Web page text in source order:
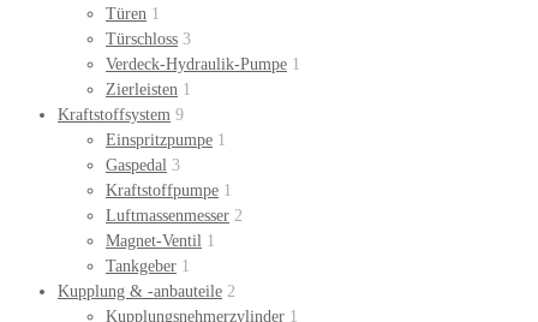
Türen 1
Türschloss 3
Verdeck-Hydraulik-Pumpe 1
Zierleisten 1
Kraftstoffsystem 9
Einspritzpumpe 1
Gaspedal 3
Kraftstoffpumpe 1
Luftmassenmesser 2
Magnet-Ventil 1
Tankgeber 1
Kupplung & -anbauteile 2
Kupplungsnehmerzylinder 1